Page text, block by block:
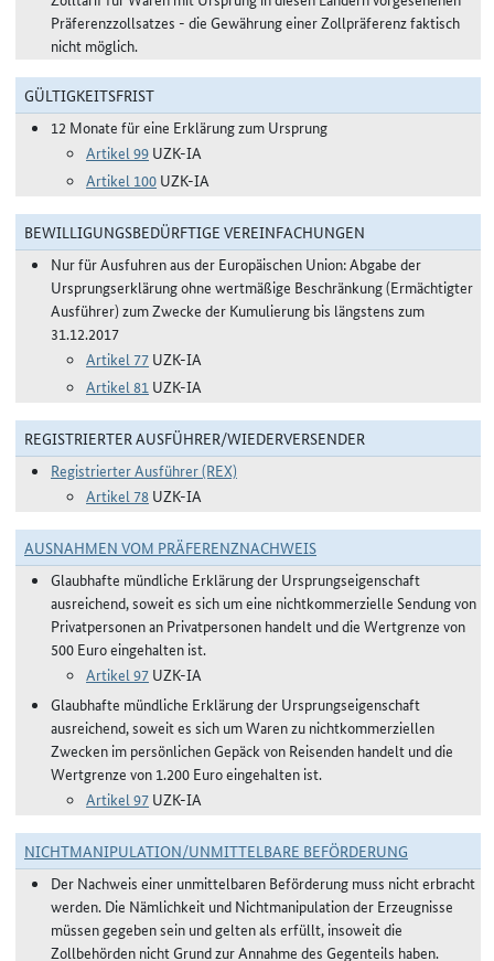
Präferenzzollsatzes - die Gewährung einer Zollpräferenz faktisch
nicht möglich.
GÜLTIGKEITSFRIST
12 Monate für eine Erklärung zum Ursprung
Artikel 99 UZK-IA
Artikel 100 UZK-IA
BEWILLIGUNGSBEDÜRFTIGE VEREINFACHUNGEN
Nur für Ausfuhren aus der Europäischen Union: Abgabe der
Ursprungserklärung ohne wertmäßige Beschränkung (Ermächtigter
Ausführer) zum Zwecke der Kumulierung bis längstens zum
31.12.2017
Artikel 77 UZK-IA
Artikel 81 UZK-IA
REGISTRIERTER AUSFÜHRER/WIEDERVERSENDER
Registrierter Ausführer (REX)
Artikel 78 UZK-IA
AUSNAHMEN VOM PRÄFERENZNACHWEIS
Glaubhafte mündliche Erklärung der Ursprungseigenschaft
ausreichend, soweit es sich um eine nichtkommerzielle Sendung von
Privatpersonen an Privatpersonen handelt und die Wertgrenze von
500 Euro eingehalten ist.
Artikel 97 UZK-IA
Glaubhafte mündliche Erklärung der Ursprungseigenschaft
ausreichend, soweit es sich um Waren zu nichtkommerziellen
Zwecken im persönlichen Gepäck von Reisenden handelt und die
Wertgrenze von 1.200 Euro eingehalten ist.
Artikel 97 UZK-IA
NICHTMANIPULATION/UNMITTELBARE BEFÖRDERUNG
Der Nachweis einer unmittelbaren Beförderung muss nicht erbracht
werden. Die Nämlichkeit und Nichtmanipulation der Erzeugnisse
müssen gegeben sein und gelten als erfüllt, insoweit die
Zollbehörden nicht Grund zur Annahme des Gegenteils haben.